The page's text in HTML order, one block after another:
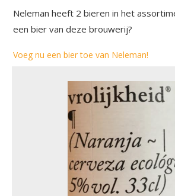
Neleman heeft 2 bieren in het
een bier van deze brouwerij?
Voeg nu een bier toe van Neleman!